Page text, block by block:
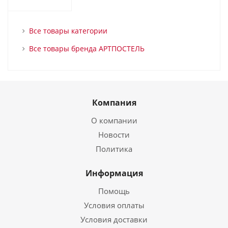
Все товары категории
Все товары бренда АРТПОСТЕЛЬ
Компания
О компании
Новости
Политика
Информация
Помощь
Условия оплаты
Условия доставки